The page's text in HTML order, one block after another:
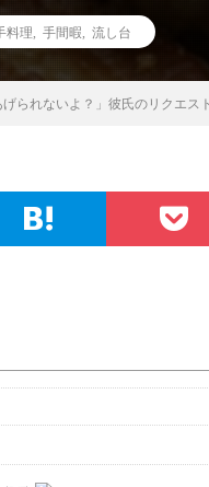
料理 手間暇 流し台
られないよ？」彼氏のリクエ